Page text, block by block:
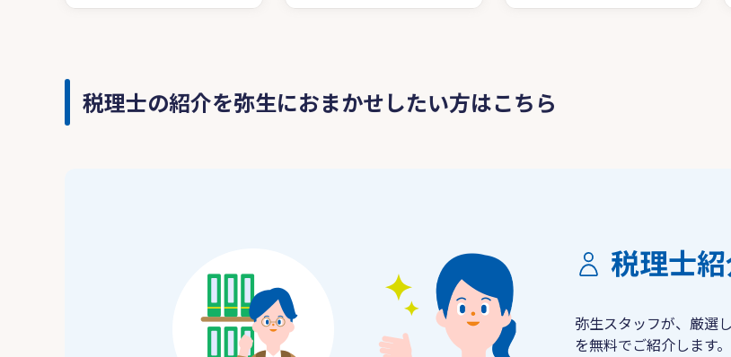
税理士の紹介を弥生におまかせしたい方はこちら
税理士
弥生スタッフが、厳選
を無料でご紹介します